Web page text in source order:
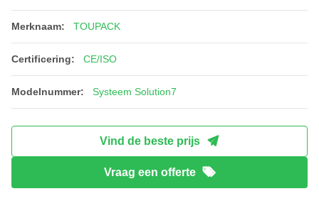
Merknaam: TOUPACK
Certificering: CE/ISO
Modelnummer: Systeem Solution7
Vind de beste prijs
Vraag een offerte